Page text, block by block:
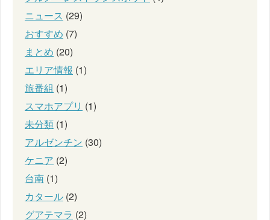
ニュース (29)
おすすめ (7)
まとめ (20)
エリア情報 (1)
旅番組 (1)
スマホアプリ (1)
未分類 (1)
アルゼンチン (30)
ケニア (2)
台南 (1)
カタール (2)
グアテマラ (2)